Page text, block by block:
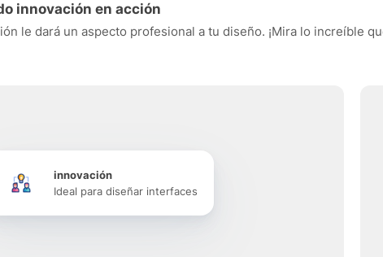
innovación en acción
le dará un aspecto profesional a tu diseño. ¡Mira lo increíble
innovación
Ideal para diseñar interfaces